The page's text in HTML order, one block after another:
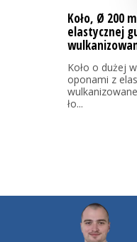
Koło, Ø 200
elastycznej
Koło o dużej
oponami z
ło...